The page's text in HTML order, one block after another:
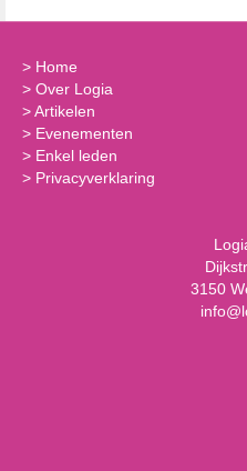
> Home
> Over Logia
>Artikelen
> Evenementen
> Enkel leden
> Privacyverklaring
3150